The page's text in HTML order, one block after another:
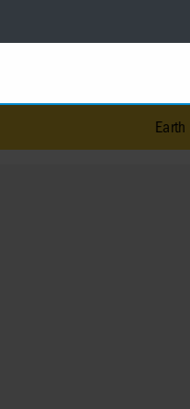
Earth & Fire-